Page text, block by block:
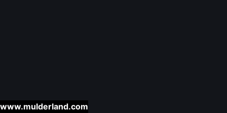
www.mulderland.com